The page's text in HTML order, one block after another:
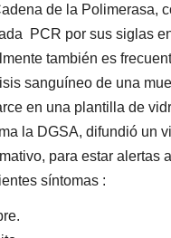
de la Polimerasa,
PCR por sus siglas
también es
sanguíneo de una
en una plantilla de
la DGSA, difundió un
para estar alertas
síntomas :